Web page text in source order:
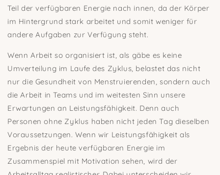
Teil der verfügbaren Energie nach innen, da der Körper
im Hintergrund stark arbeitet und somit weniger für
andere Aufgaben zur Verfügung steht.
Wenn Arbeit so organisiert ist, als gäbe es keine
Umverteilung im Laufe des Zyklus, belastet das nicht
nur die Gesundheit von Menstruierenden, sondern auch
die Arbeit in Teams und im weitesten Sinn unsere
Erwartungen an Leistungsfähigkeit. Denn auch
Personen ohne Zyklus haben nicht jeden Tag dieselben
Voraussetzungen. Wenn wir Leistungsfähigkeit als
Ergebnis der heute verfügbaren Energie im
Zusammenspiel mit Motivation sehen, wird der